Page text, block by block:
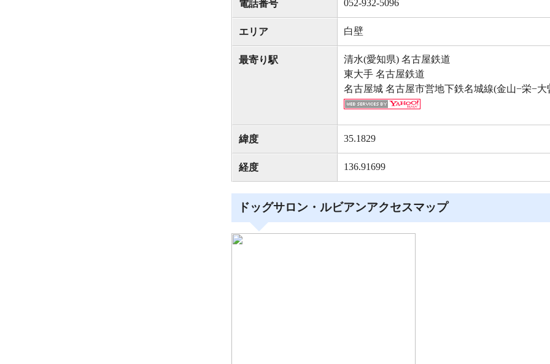
電話番号 052-932-5096
エリア 白壁
最寄り駅
清水(愛知県) 名古屋鉄道
東大手 名古屋鉄道
名古屋城 名古屋市営地下鉄名城線(金山−栄−大
緯度 35.1829
経度 136.91699
ドッグサロン・ルビアンアクセスマップ